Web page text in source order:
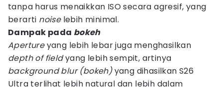
tanpa harus menaikkan ISO secara agresif, yang
berarti noiselebih minimal.
Dampak pada bokeh
Apertureyang lebih lebar juga menghasilkan
depth of fieldyang lebih sempit, artinya
background blur (bokeh)yang dihasilkan S26
Ultra terlihat lebih natural dan lebih dalam